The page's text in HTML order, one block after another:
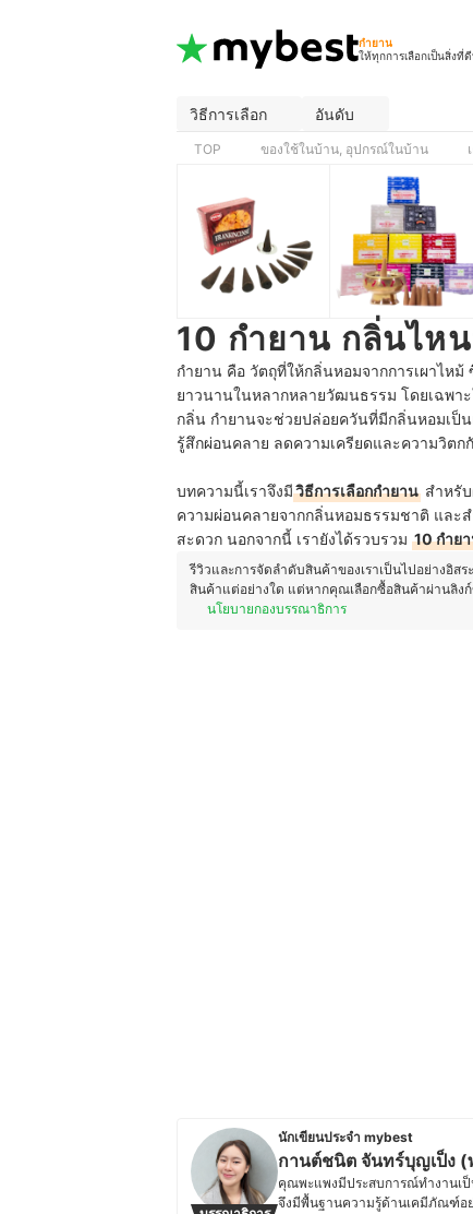
กำยาน
ให้ทุกการเลือกเป็นสิ่งที่
วิธีการเลือก อันดับ
TOP ของใช้ในบ้าน, อุปกรณ์ในบ้าน
10 กำยาน กลิ่นไห
กำยาน คือ วัตถุที่ให้กลิ่นหอมจากการเผาไห
ยาวนานในหลากหลายวัฒนธรรม โดยเฉพา
กลิ่น กำยานจะช่วยปล่อยควันที่มีกลิ่นหอมเป็
รู้สึกผ่อนคลาย ลดความเครียดและความวิตก
บทความนี้เราจึงมีวิธีการเลือกกำยาน สำหรั
ความผ่อนคลายจากกลิ่นหอมธรรมชาติ และ
สะดวก นอกจากนี้ เรายังได้รวบรวม 10 กำย
รีวิวและการจัดลำดับสินค้าของเราเป็นไปอย่างอิส
สินค้าแต่อย่างใด แต่หากคุณเลือกซื้อสินค้าผ่านลิง
นโยบายกองบรรณาธิการ
นักเขียนประจำ mybest
กานต์ชนิต จันทร์บุญเป็ง (
คุณพะแพงมีประสบการณ์ทำงานเ
จึงมีพื้นฐานความรู้ด้านเคมีภัณฑ์อย่